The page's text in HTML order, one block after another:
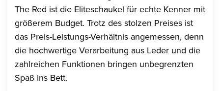
The Red ist die Eliteschaukel für echte Kenner mit
größerem Budget. Trotz des stolzen Preises ist
das Preis-Leistungs-Verhältnis angemessen, denn
die hochwertige Verarbeitung aus Leder und die
zahlreichen Funktionen bringen unbegrenzten
Spaß ins Bett.